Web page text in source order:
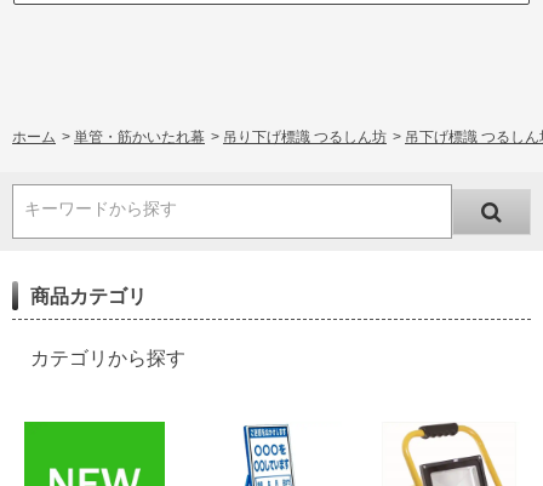
ホーム > 単管・筋かいたれ幕 > 吊り下げ標識 つるしん坊 > 吊下げ標識 つるし
キーワードから探す
商品カテゴリ
カテゴリから探す